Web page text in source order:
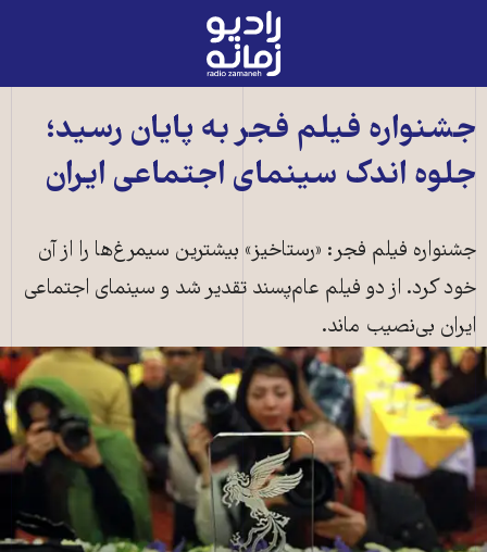
رادیو
زمانه
به
صفحه
اصلی
جشنواره فیلم فجر به پایان رسید؛
جلوه اندک سینمای اجتماعی ایران
جشنواره فیلم فجر: «رستاخیز» بیشترین سیمرغ‌ها را از آن
خود کرد. از دو فیلم عام‌پسند تقدیر شد و سینمای اجتماعی
ایران بی‌نصیب ماند.